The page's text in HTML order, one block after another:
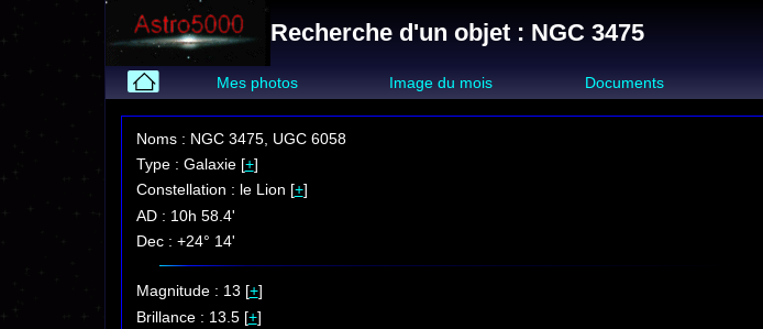
Recherche d'un objet : NGC 3475
Mes photos Image du mois Documents
Noms : NGC 3475, UGC 6058
Type : Galaxie [+]
Constellation : le Lion [+]
AD : 10h 58.4'
Dec : +24° 14'
Magnitude : 13 [+]
Brillance : 13.5 [+]